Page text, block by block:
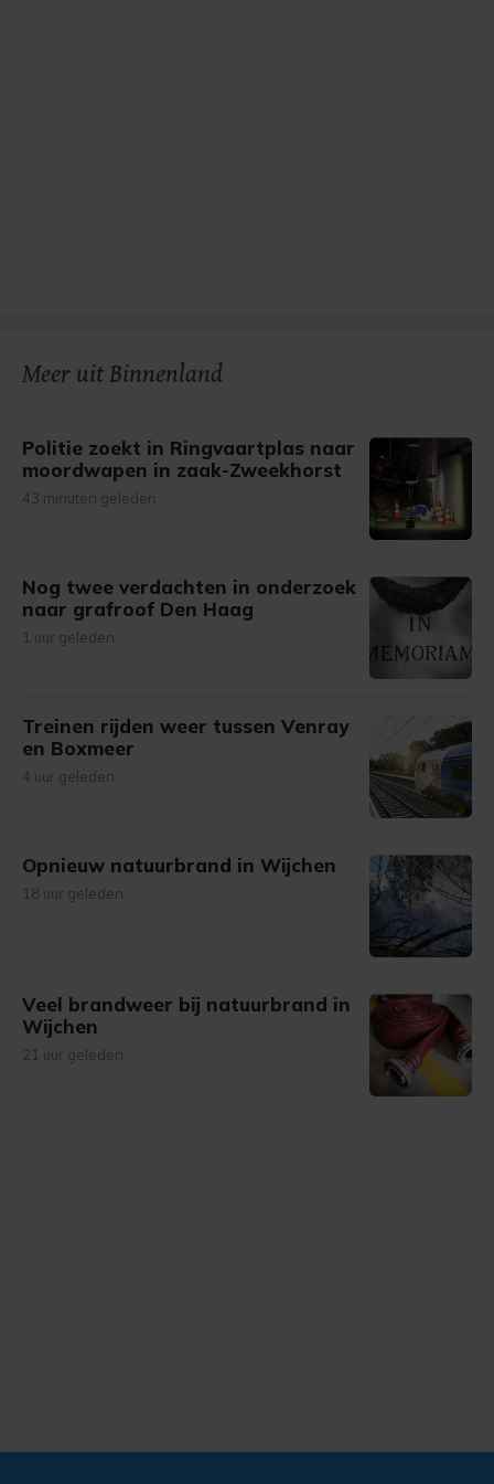
Meer uit Binnenland
Politie zoekt in Ringvaartplas naar
moordwapen in zaak-Zweekhorst
43 minuten geleden
Nog twee verdachten in onderzoek
naar grafroof Den Haag
1 uur geleden
Treinen rijden weer tussen Venray
en Boxmeer
4 uur geleden
Opnieuw natuurbrand in Wijchen
18 uur geleden
Veel brandweer bij natuurbrand in
Wijchen
21 uur geleden